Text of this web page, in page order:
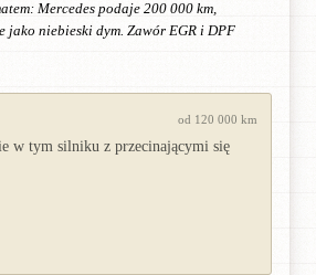
Mercedes podaje 200 000 km,
jako niebieski dym. Zawór EGR i DPF
od 120 000 km
w tym silniku z przecinającymi się